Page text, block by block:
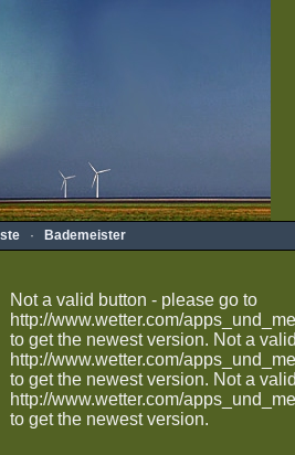
· Bademeister
Not a valid button - please go to
http://www.wetter.com/
to get the newest version. Not a
http://www.wetter.com/
to get the newest version. Not a
http://www.wetter.com/
to get the newest version.